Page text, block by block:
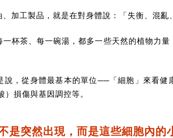
加工製品，就是在對身體說：「失衡、混亂
杯茶、每一碗湯，都多一些天然的植物力
說，從身體最基本的單位──「細胞」來看健
）損傷與基因調控等。
是突然出現，而是這些細胞內的